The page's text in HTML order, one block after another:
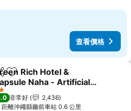
查看價格
加入我的最愛
Rich Hotel &
Naha - Artificial
Spring Futamata
級
非常好
2,436
距離沖繩縣廳前車站 0.6 公里